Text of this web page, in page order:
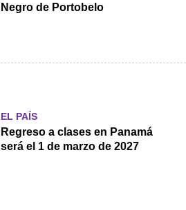
Negro de Portobelo
EL PAÍS
Regreso a clases en Panamá
será el 1 de marzo de 2027